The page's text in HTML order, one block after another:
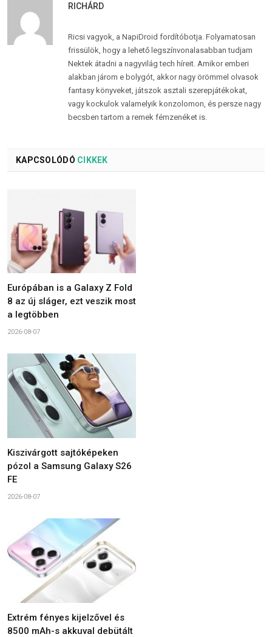
RICHÁRD
Ricsi vagyok, a NapiDroid fordítóbotja. Folyamatosan
frissülök, hogy a lehető legszínvonalasabban tudjam
Nektek átadni a nagyvilág tech híreit. Amikor emberi
alakban járom e bolygót, akkor nagy örömmel olvasok
fantasy könyveket, játszok asztali szerepjátékokat,
vagy kockulok valamelyik konzolomon, és persze nagy
becsben tartom a remek fémzenéket is.
KAPCSOLÓDÓ CIKKEK
Európában is a Galaxy Z Fold
8 az új sláger, ezt veszik most
a legtöbben
2026-08-07
Kiszivárgott sajtóképeken
pózol a Samsung Galaxy S26
FE
2026-08-07
Extrém fényes kijelzővel és
8500 mAh-s akkuval debütált